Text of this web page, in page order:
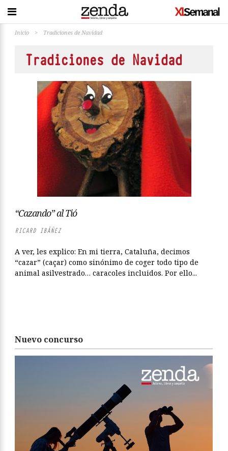
Inicio > Tradiciones de Navidad
Tradiciones de Navidad
“Cazando” al Tió
RICARD IBÁÑEZ
A ver, les explico: En mi tierra, Cataluña, decimos
“cazar” (caçar) como sinónimo de coger todo tipo de
animal asilvestrado… caracoles incluidos. Por ello...
Nuevo concurso